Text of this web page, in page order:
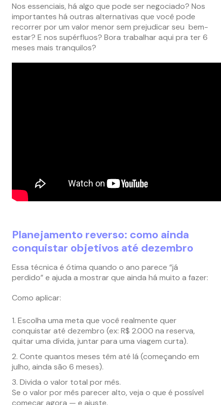
Nos essenciais, há algo que pode ser negociado? Nos
importantes há outras alternativas que você pode
recorrer por um valor menor sem prejudicar seu bem-
estar? E nos supérfluos? Bora trabalhar aqui pra ter 6
meses mais tranquilos?
Planejamento reverso: como ainda
conquistar objetivos até dezembro
Essa técnica é ótima quando o ano parece “já
perdido” e ajuda a mostrar que ainda há muito a fazer:
Como aplicar:
Escolha uma meta que você realmente quer
conquistar até dezembro (ex: R$ 2.000 na reserva,
quitar uma dívida, juntar para uma viagem curta).
Conte quantos meses têm até lá (começando em
julho, ainda são 6 meses).
Divida o valor total por mês.
Se o valor por mês parecer alto, veja o que é possível
começar agora — e ajuste.